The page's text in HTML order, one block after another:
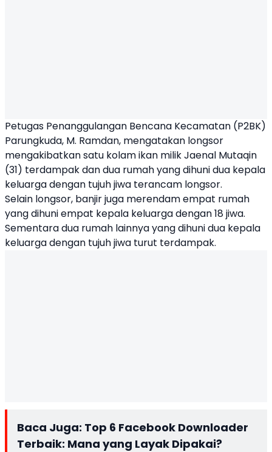
Petugas Penanggulangan Bencana Kecamatan (P2BK)
Parungkuda, M. Ramdan, mengatakan longsor
mengakibatkan satu kolam ikan milik Jaenal Mutaqin
(31) terdampak dan dua rumah yang dihuni dua kepala
keluarga dengan tujuh jiwa terancam longsor.
Selain longsor, banjir juga merendam empat rumah
yang dihuni empat kepala keluarga dengan 18 jiwa.
Sementara dua rumah lainnya yang dihuni dua kepala
keluarga dengan tujuh jiwa turut terdampak.
Baca Juga: Top 6 Facebook Downloader
Terbaik: Mana yang Layak Dipakai?